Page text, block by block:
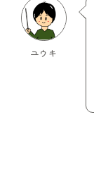
ユウキ